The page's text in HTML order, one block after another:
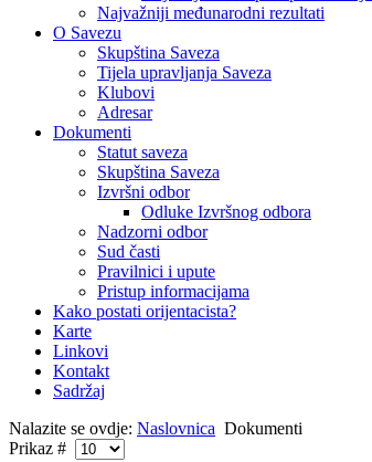
Najvažniji međunarodni rezultati
O Savezu
Skupština Saveza
Tijela upravljanja Saveza
Klubovi
Adresar
Dokumenti
Statut saveza
Skupština Saveza
Izvršni odbor
Odluke Izvršnog odbora
Nadzorni odbor
Sud časti
Pravilnici i upute
Pristup informacijama
Kako postati orijentacista?
Karte
Linkovi
Kontakt
Sadržaj
Nalazite se ovdje: Naslovnica Dokumenti
Prikaz #